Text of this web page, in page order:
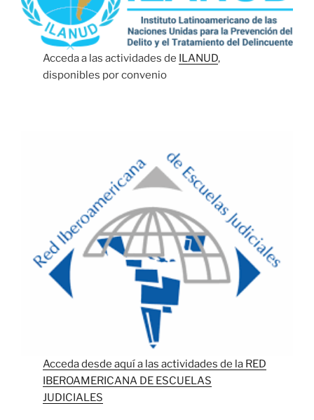
Acceda a las actividades de ILANUD,
disponibles por convenio
Acceda desde aquí a las actividades de la RED
IBEROAMERICANA DE ESCUELAS
JUDICIALES